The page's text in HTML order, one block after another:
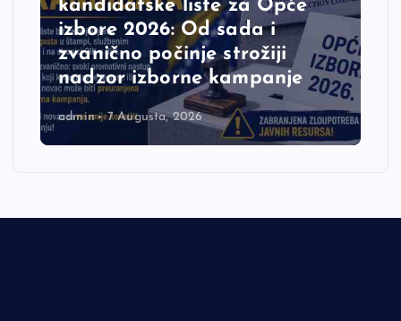
kandidatske liste za Opće
izbore 2026: Od sada i
zvanično počinje strožiji
nadzor izborne kampanje
admin 7 Augusta, 2026